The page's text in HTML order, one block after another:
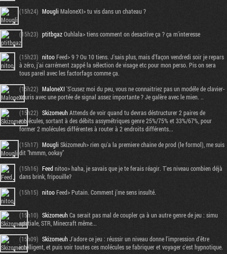
(15h24) Mougli MaloneXI> tu vis dans un chateau ?
(15h23) ptitbgazOuhlala> tiens comment on desactive ça ? ça m'interesse
(15h23) nitooFeed> 9 ? Ou 10 tiens. J'sais plus, mais d'façon vendredi soir je repars
à zéro, j'ai carrément zappé la sélection de visage etc pour mon perso. Pis on sera
tous pareil avec les factorfags comme ça.
(15h22) MaloneXI'S'cusez moi du peu, vous ne connaitriez pas un modéle de clavier-
souris avec une portée de signal assez importante ? Je galère avec le mien. ..
(15h22) SkizomeuhAttends de voir quand tu devras déstructurer 2 paires de
molécules, sortant à des débits assymétriques genre 25%/75% et 33%/67%, pour
former 2 molécules différentes à router à 2 endroits différents...
(15h17) Mougli Skizomeuh> rien qu'a la premiere chaine de prod (le formol), me suis
dit "hmmm, ookay"
(15h16) Feednitoo> haha, je savais que je te ferais réagir. T'es niveau combien déjà
dans brink, fripouille?
(15h15) nitooFeed> Putain. Comment j'me sens insulté.
(15h10) SkizomeuhCa serait pas mal de coupler ça à un autre genre de jeu : simu
spatiale, STR, Minecraft même...
(15h09) SkizomeuhJ'adore ce jeu : réussir un niveau donne l'impression d'être
intelligent, et puis voir toutes ces molécules se fabriquer et voyager c'est hypnotique.